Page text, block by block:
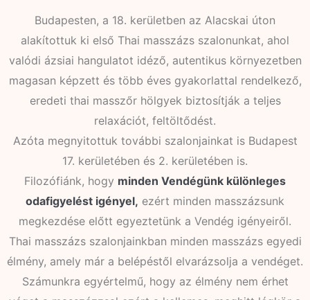
Budapesten, a 18. kerületben az Alacskai úton
alakítottuk ki első Thai masszázs szalonunkat, ahol
valódi ázsiai hangulatot idéző, autentikus környezetben
magasan képzett és több éves gyakorlattal rendelkező,
eredeti thai masszőr hölgyek biztosítják a teljes
relaxációt, feltöltődést.
Azóta megnyitottuk további szalonjainkat is Budapest
17. kerületében és 2. kerületében is.
Filozófiánk, hogy minden Vendégünk különleges
odafigyelést igényel, ezért minden masszázsunk
megkezdése előtt egyeztetünk a Vendég igényeiről.
Thai masszázs szalonjainkban minden masszázs egyedi
élmény, amely már a belépéstől elvarázsolja a vendéget.
Számunkra egyértelmű, hogy az élmény nem érhet